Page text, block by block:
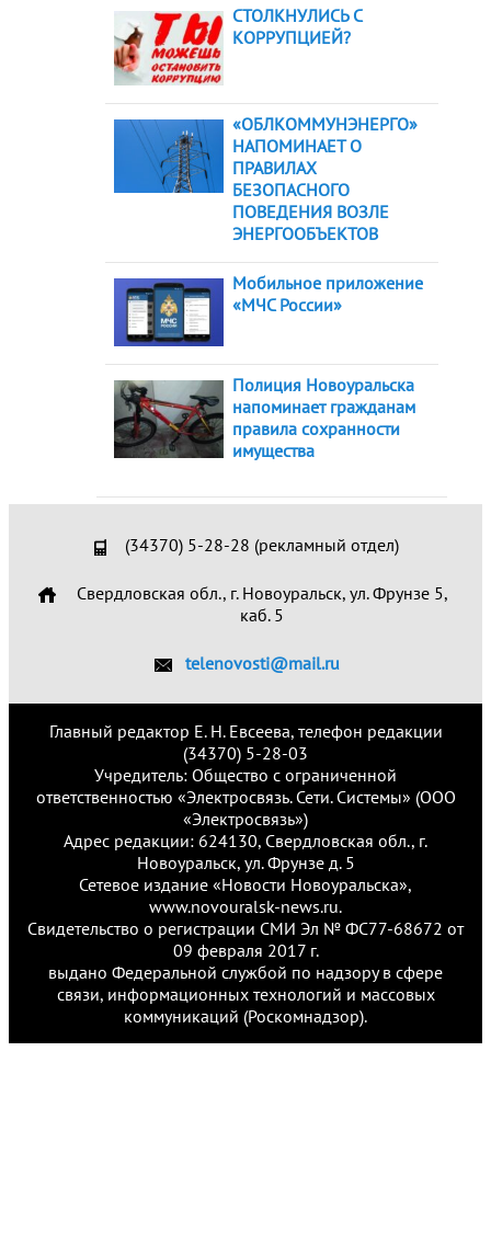
СТОЛКНУЛИСЬ С
КОРРУПЦИЕЙ?
«ОБЛКОММУНЭНЕРГО»
НАПОМИНАЕТ О
ПРАВИЛАХ
БЕЗОПАСНОГО
ПОВЕДЕНИЯ ВОЗЛЕ
ЭНЕРГООБЪЕКТОВ
Мобильное приложение
«МЧС России»
Полиция Новоуральска
напоминает гражданам
правила сохранности
имущества
(34370) 5-28-28 (рекламный отдел)
Свердловская обл., г. Новоуральск, ул. Фрунзе 5,
каб. 5
telenovosti@mail.ru
Главный редактор Е. Н. Евсеева, телефон редакции
(34370) 5-28-03
Учредитель: Общество с ограниченной
ответственностью «Электросвязь. Сети. Системы» (ООО
«Электросвязь»)
Адрес редакции: 624130, Свердловская обл., г.
Новоуральск, ул. Фрунзе д. 5
Сетевое издание «Новости Новоуральска»,
www.novouralsk-news.ru.
Свидетельство о регистрации СМИ Эл № ФС77-68672 от
09 февраля 2017 г.
выдано Федеральной службой по надзору в сфере
связи, информационных технологий и массовых
коммуникаций (Роскомнадзор).